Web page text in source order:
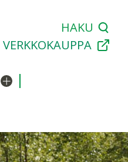
HAKU
VERKKOKAUPPA
Avaa/sulje alavalikko